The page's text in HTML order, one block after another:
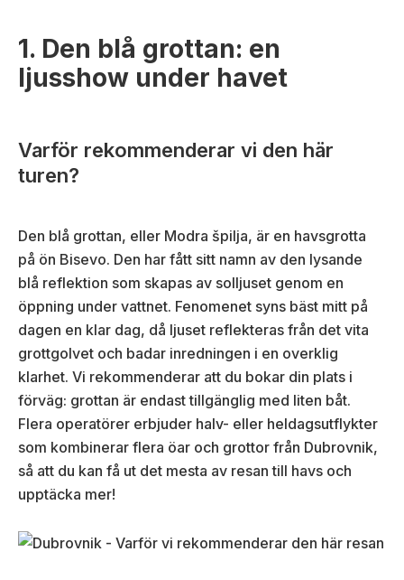
1. Den blå grottan: en
ljusshow under havet
Varför rekommenderar vi den här
turen?
Den blå grottan, eller Modra špilja, är en havsgrotta
på ön Bisevo. Den har fått sitt namn av den lysande
blå reflektion som skapas av solljuset genom en
öppning under vattnet. Fenomenet syns bäst mitt på
dagen en klar dag, då ljuset reflekteras från det vita
grottgolvet och badar inredningen i en overklig
klarhet. Vi rekommenderar att du bokar din plats i
förväg: grottan är endast tillgänglig med liten båt.
Flera operatörer erbjuder halv- eller heldagsutflykter
som kombinerar flera öar och grottor från Dubrovnik,
så att du kan få ut det mesta av resan till havs och
upptäcka mer!